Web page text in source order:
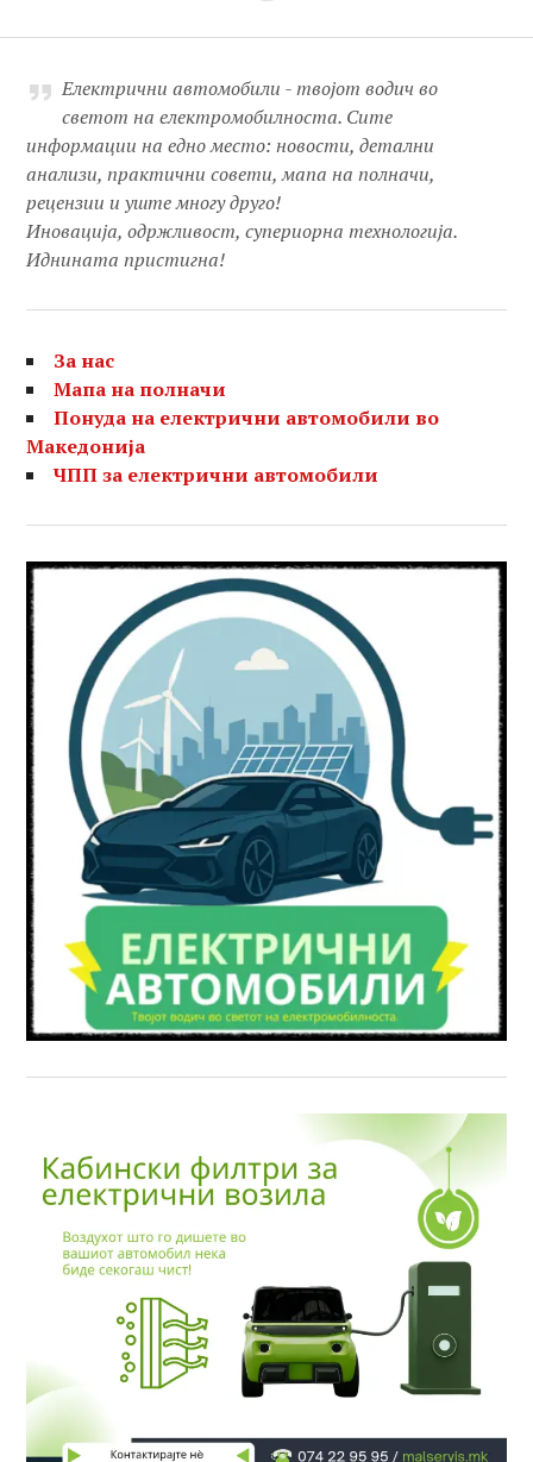
Електрични автомобили - твојот водич во
светот на електромобилноста. Сите
информации на едно место: новости, детални
анализи, практични совети, мапа на полначи,
рецензии и уште многу друго!
Иновација, одржливост, супериорна технологија.
Иднината пристигна!
За нас
Мапа на полначи
Понуда на електрични автомобили во
Македонија
ЧПП за електрични автомобили